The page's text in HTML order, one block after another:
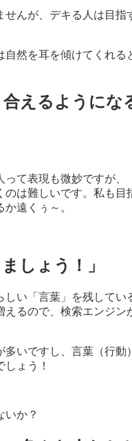
せんが、デキる人は目指
自然を耳を傾けてくれる
えるようにな
て表現も微妙ですが、
のは難しいです。私も目
遠くぅ～。
しょう！」
しい「言葉」を残してい
えるので、検索エンジン
多いですし、言葉（行動
ょう！
いか？